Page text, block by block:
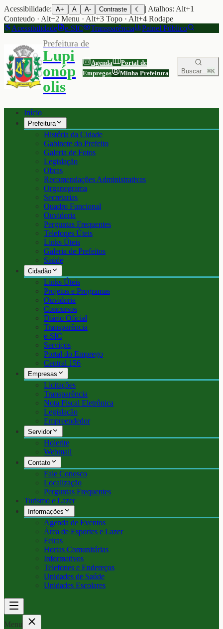
Acessibilidade: A+ A A- Contraste ☾
| Atalhos: Alt+1
Conteudo · Alt+2 Menu · Alt+3 Topo · Alt+4 Rodape
Acessibilidade
e-SIC Transparência Painel Público
Prefeitura de
Lupi
onóp
olis
Agenda
Portal de
Empregos
Minha Prefeitura Buscar...⌘K
Início
Prefeitura
História da Cidade
Gabinete do Prefeito
Galeria de Fotos
Legislação
Obras
Recomendações Administrativas
Organograma
Secretarias
Quadro Funcional
Ouvidoria
Perguntas Frequentes
Telefones Úteis
Links Úteis
Galeria de Prefeitos
Saúde
Cidadão
Links Úteis
Projetos e Programas
Ouvidoria
Concursos
Diário Oficial
Transparência
e-SIC
Serviços
Portal do Emprego
Central 156
Empresas
Licitações
Transparência
Nota Fiscal Eletrônica
Legislação
Empreendedor
Servidor
Holerite
Webmail
Contato
Fale Conosco
Localização
Perguntas Frequentes
Turismo e Lazer
Informações
Agenda de Eventos
Área de Esportes e Lazer
Feiras
Hortas Comunitárias
Informativos
Telefones e Endereços
Unidades de Saúde
Unidades Escolares
Menu